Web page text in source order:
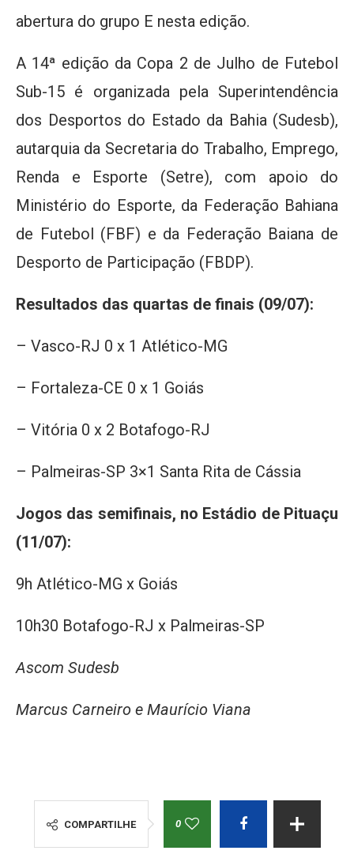
abertura do grupo E nesta edição.
A 14ª edição da Copa 2 de Julho de Futebol
Sub-15 é organizada pela Superintendência
dos Desportos do Estado da Bahia (Sudesb),
autarquia da Secretaria do Trabalho, Emprego,
Renda e Esporte (Setre), com apoio do
Ministério do Esporte, da Federação Bahiana
de Futebol (FBF) e da Federação Baiana de
Desporto de Participação (FBDP).
Resultados das quartas de finais (09/07):
– Vasco-RJ 0 x 1 Atlético-MG
– ⁠Fortaleza-CE 0 x 1 Goiás
– ⁠Vitória 0 x 2 Botafogo-RJ
– ⁠Palmeiras-SP 3×1 Santa Rita de Cássia
Jogos das semifinais, no Estádio de Pituaçu
(11/07):
9h Atlético-MG x Goiás
10h30 Botafogo-RJ x Palmeiras-SP
Ascom Sudesb
Marcus Carneiro e Maurício Viana
COMPARTILHE 0